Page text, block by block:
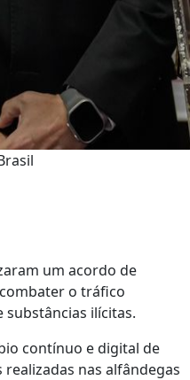
um acordo de
o tráfico
ilícitas.
contínuo e digital de
nas alfândegas